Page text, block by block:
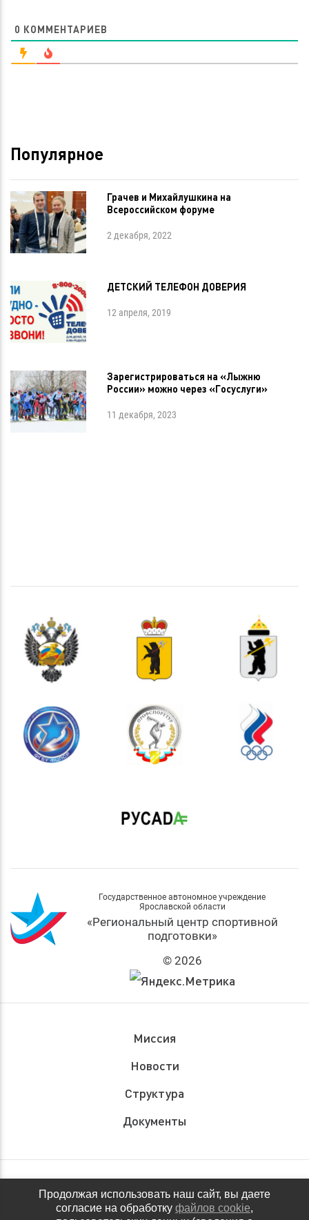
0 КОММЕНТАРИЕВ
Популярное
Грачев и Михайлушкина на
Всероссийском форуме
2 декабря, 2022
ДЕТСКИЙ ТЕЛЕФОН ДОВЕРИЯ
12 апреля, 2019
Зарегистрироваться на «Лыжню
России» можно через «Госуслуги»
11 декабря, 2023
Государственное автономное учреждение
Ярославской области
«Региональный центр спортивной
подготовки»
© 2026
Миссия
Новости
Структура
Документы
Обращения граждан
Продолжая использовать наш сайт, вы даете
согласие на обработку файлов cookie,